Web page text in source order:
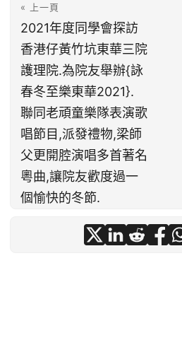
« 上一頁
2021年度同學會探訪
香港仔黃竹坑東華三院
護理院.為院友舉辦{詠
春冬至樂東華2021}.
聯同老頑童樂隊表演歌
唱節目,派發禮物,梁師
父更開腔演唱多首著名
粵曲,讓院友歡度過一
個愉快的冬節.